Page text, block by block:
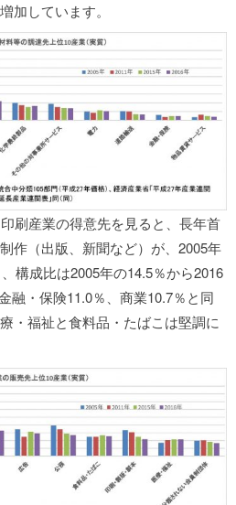
加しています。
刷産業の得意先を見ると、長年首
作（出版、新聞など）が、2005年
構成比は2005年の14.5％から2016
融・保険11.0％、商業10.7％と同
・福祉と食料品・たばこは堅調に